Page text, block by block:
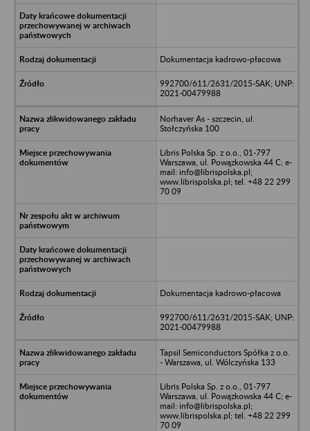
Dokumentacja kadrowo-płacowa
992700/611/2631/2015-SAK; UNP:
2021-00479988
Norhaver As - szczecin, ul.
Stołczyńska 100
Libris Polska Sp. z o.o., 01-797
Warszawa, ul. Powązkowska 44 C; e-
mail: info@librispolska.pl;
www.librispolska.pl; tel. +48 22 299
70 09
Dokumentacja kadrowo-płacowa
992700/611/2631/2015-SAK; UNP:
2021-00479988
Tapsil Semiconductors Spółka z o.o.
- Warszawa, ul. Wólczyńska 133
Libris Polska Sp. z o.o., 01-797
Warszawa, ul. Powązkowska 44 C; e-
mail: info@librispolska.pl;
www.librispolska.pl; tel. +48 22 299
70 09